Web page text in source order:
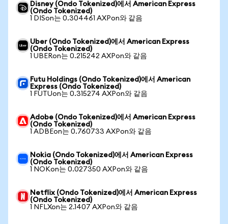
Disney (Ondo Tokenized)에서 American Express
(Ondo Tokenized)
1 DISon는 0.304461 AXPon와 같음
Uber (Ondo Tokenized)에서 American Express
(Ondo Tokenized)
1 UBERon는 0.215242 AXPon와 같음
Futu Holdings (Ondo Tokenized)에서 American
Express (Ondo Tokenized)
1 FUTUon는 0.315274 AXPon와 같음
Adobe (Ondo Tokenized)에서 American Express
(Ondo Tokenized)
1 ADBEon는 0.760733 AXPon와 같음
Nokia (Ondo Tokenized)에서 American Express
(Ondo Tokenized)
1 NOKon는 0.027350 AXPon와 같음
Netflix (Ondo Tokenized)에서 American Express
(Ondo Tokenized)
1 NFLXon는 2.1407 AXPon와 같음